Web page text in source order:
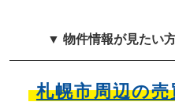
▼ 物件情報が見たい
札幌市周辺の